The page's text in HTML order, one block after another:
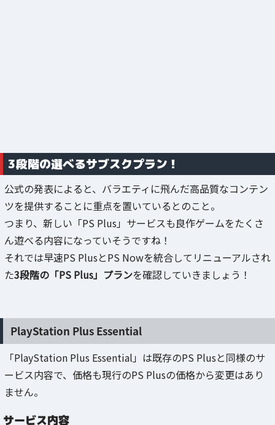
3段階の選べるサブスクプラン！
公式の発表によると、バラエティに飛んだ高品質なコンテン
ツを提供することに重点を置いているとのこと。
つまり、新しい「PS Plus」サービスも良作ゲームをたくさ
ん遊べる内容になっていそうですね！
それでは早速PS PlusとPS Nowを統合してリニューアルされ
た3段階の「PS Plus」プランを確認していきましょう！
PlayStation Plus Essential
「PlayStation Plus Essential」は既存のPS Plusと同様のサ
ービス内容で、価格も現行のPS Plusの価格から変更はあり
ません。
サービス内容